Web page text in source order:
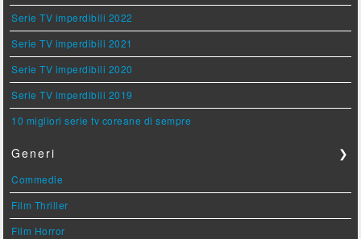
Serie TV imperdibili 2022
Serie TV imperdibili 2021
Serie TV imperdibili 2020
Serie TV imperdibili 2019
10 migliori serie tv coreane di sempre
Generi ❯
Commedie
Film Thriller
Film Horror